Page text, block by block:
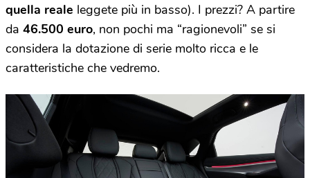
quella reale leggete più in basso). I prezzi? A partire
da 46.500 euro, non pochi ma “ragionevoli” se si
considera la dotazione di serie molto ricca e le
caratteristiche che vedremo.